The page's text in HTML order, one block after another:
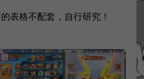
表格不配套，自行研究！